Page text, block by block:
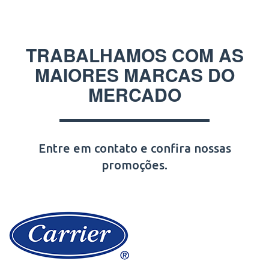
TRABALHAMOS COM AS
MAIORES MARCAS DO
MERCADO
Entre em contato e confira nossas
promoções.